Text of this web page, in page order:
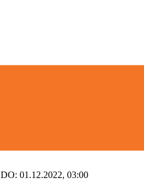
DO: 01.12.2022, 03:00